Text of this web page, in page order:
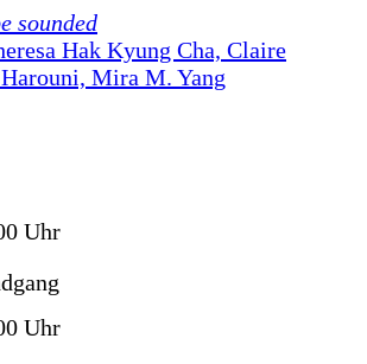
sounded
Hak Kyung Cha, Claire
Mira M. Yang
Uhr
Uhr